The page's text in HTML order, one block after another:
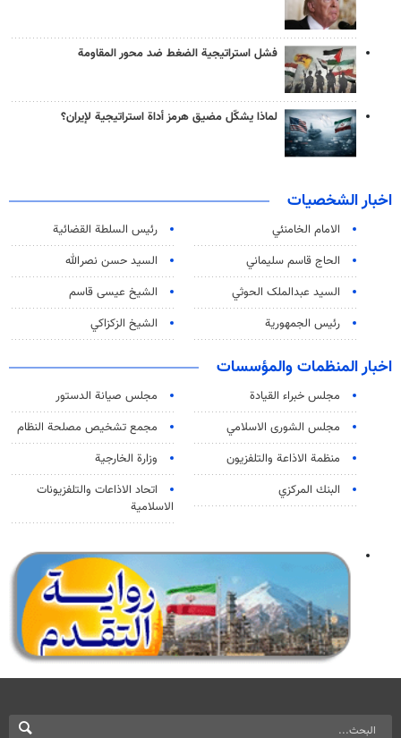
فشل استراتيجية الضغط ضد محور المقاومة
لماذا يشكّل مضيق هرمز أداة استراتيجية لإيران؟
اخبار الشخصيات
الامام الخامنئي
رئیس السلطة القضائیة
الحاج قاسم سليماني
السيد حسن نصرالله
السید عبدالملک الحوثي
الشيخ عيسى قاسم
رئيس الجمهورية
الشيخ الزكزاكي
اخبار المنظمات والمؤسسات
مجلس خبراء القيادة
مجلس صيانة الدستور
مجلس الشورى الاسلامي
مجمع تشخيص مصلحة النظام
منظمة الاذاعة والتلفزیون
وزارة الخارجية
البنك المركزي
اتحاد الاذاعات والتلفزيونات
الاسلامية